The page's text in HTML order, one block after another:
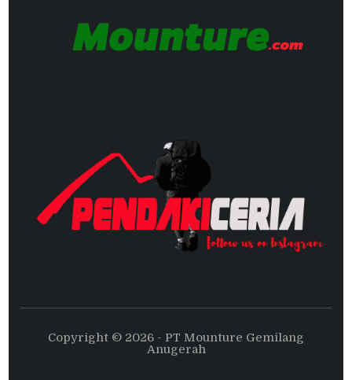
Copyright © 2026 - PT Mounture Gemilang
Anugerah